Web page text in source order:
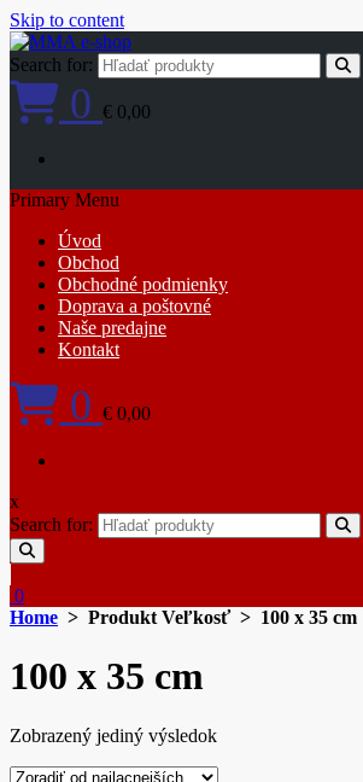
Skip to content
Search for:
0 € 0,00
Primary Menu
Úvod
Obchod
Obchodné podmienky
Doprava a poštovné
Naše predajne
Kontakt
0 € 0,00
x
Search for:
0
Home > Produkt Veľkosť > 100 x 35 cm
100 x 35 cm
Zobrazený jediný výsledok